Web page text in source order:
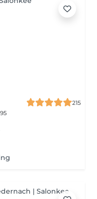
215